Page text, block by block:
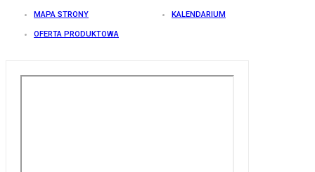
MAPA STRONY KALENDARIUM
OFERTA PRODUKTOWA